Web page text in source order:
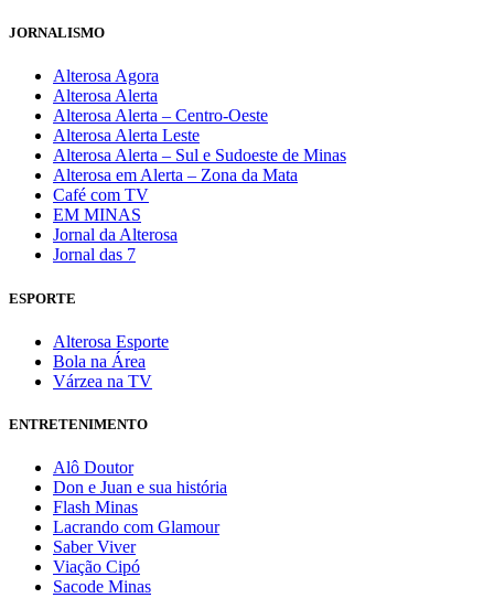
JORNALISMO
Alterosa Agora
Alterosa Alerta
Alterosa Alerta – Centro-Oeste
Alterosa Alerta Leste
Alterosa Alerta – Sul e Sudoeste de Minas
Alterosa em Alerta – Zona da Mata
Café com TV
EM MINAS
Jornal da Alterosa
Jornal das 7
ESPORTE
Alterosa Esporte
Bola na Área
Várzea na TV
ENTRETENIMENTO
Alô Doutor
Don e Juan e sua história
Flash Minas
Lacrando com Glamour
Saber Viver
Viação Cipó
Sacode Minas